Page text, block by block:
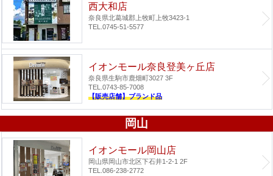
西大和店
奈良県北葛城郡上牧町上牧3423-1
TEL.0745-51-5577
イオンモール奈良登美ヶ丘店
奈良県生駒市鹿畑町3027 3F
TEL.0743-85-7008
【販売店舗】ブランド品
岡山
イオンモール岡山店
岡山県岡山市北区下石井1-2-1 2F
TEL.086-238-2772